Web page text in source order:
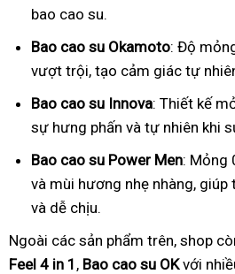
bao cao su.
Bao cao su Okamoto: Độ
vượt trội, tạo cảm giác tự
Bao cao su Innova: Thiết kế
sự hưng phấn và tự nhiên khi
Bao cao su Power Men: Mỏng
và mùi hương nhẹ nhàng,
và dễ chịu.
Ngoài các sản phẩm trên, shop
Feel 4 in 1 , Bao cao su OKvới